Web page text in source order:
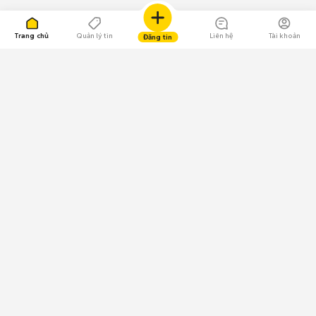
Trang chủ Quản lý tin Đăng tin Liên hệ Tài khoản